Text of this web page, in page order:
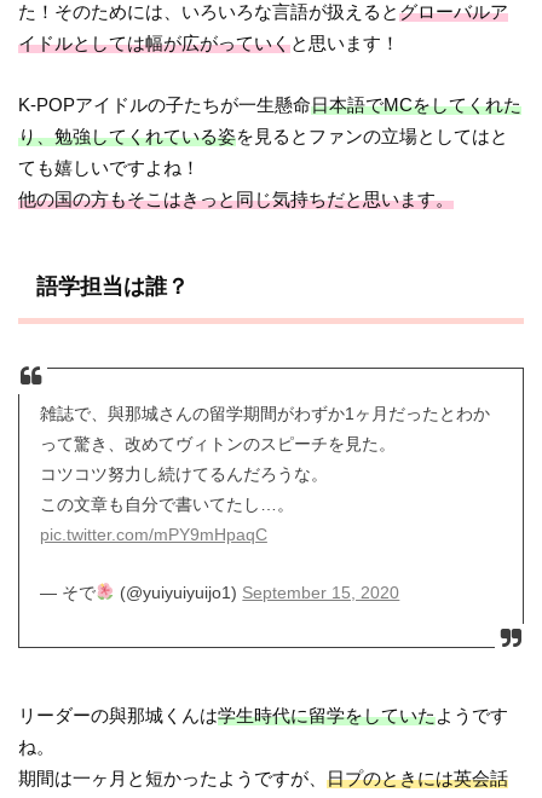
た！そのためには、いろいろな言語が扱えるとグローバルア
イドルとしては幅が広がっていくと思います！
K-POPアイドルの子たちが一生懸命日本語でMCをしてくれた
り、勉強してくれている姿を見るとファンの立場としてはと
ても嬉しいですよね！
他の国の方もそこはきっと同じ気持ちだと思います。
語学担当は誰？
雑誌で、與那城さんの留学期間がわずか1ヶ月だったとわか
って驚き、改めてヴィトンのスピーチを見た。
コツコツ努力し続けてるんだろうな。
この文章も自分で書いてたし…。
pic.twitter.com/mPY9mHpaqC
— そで (@yuiyuiyuijo1) September 15, 2020
リーダーの與那城くんは学生時代に留学をしていたようです
ね。
期間は一ヶ月と短かったようですが、日プのときには英会話